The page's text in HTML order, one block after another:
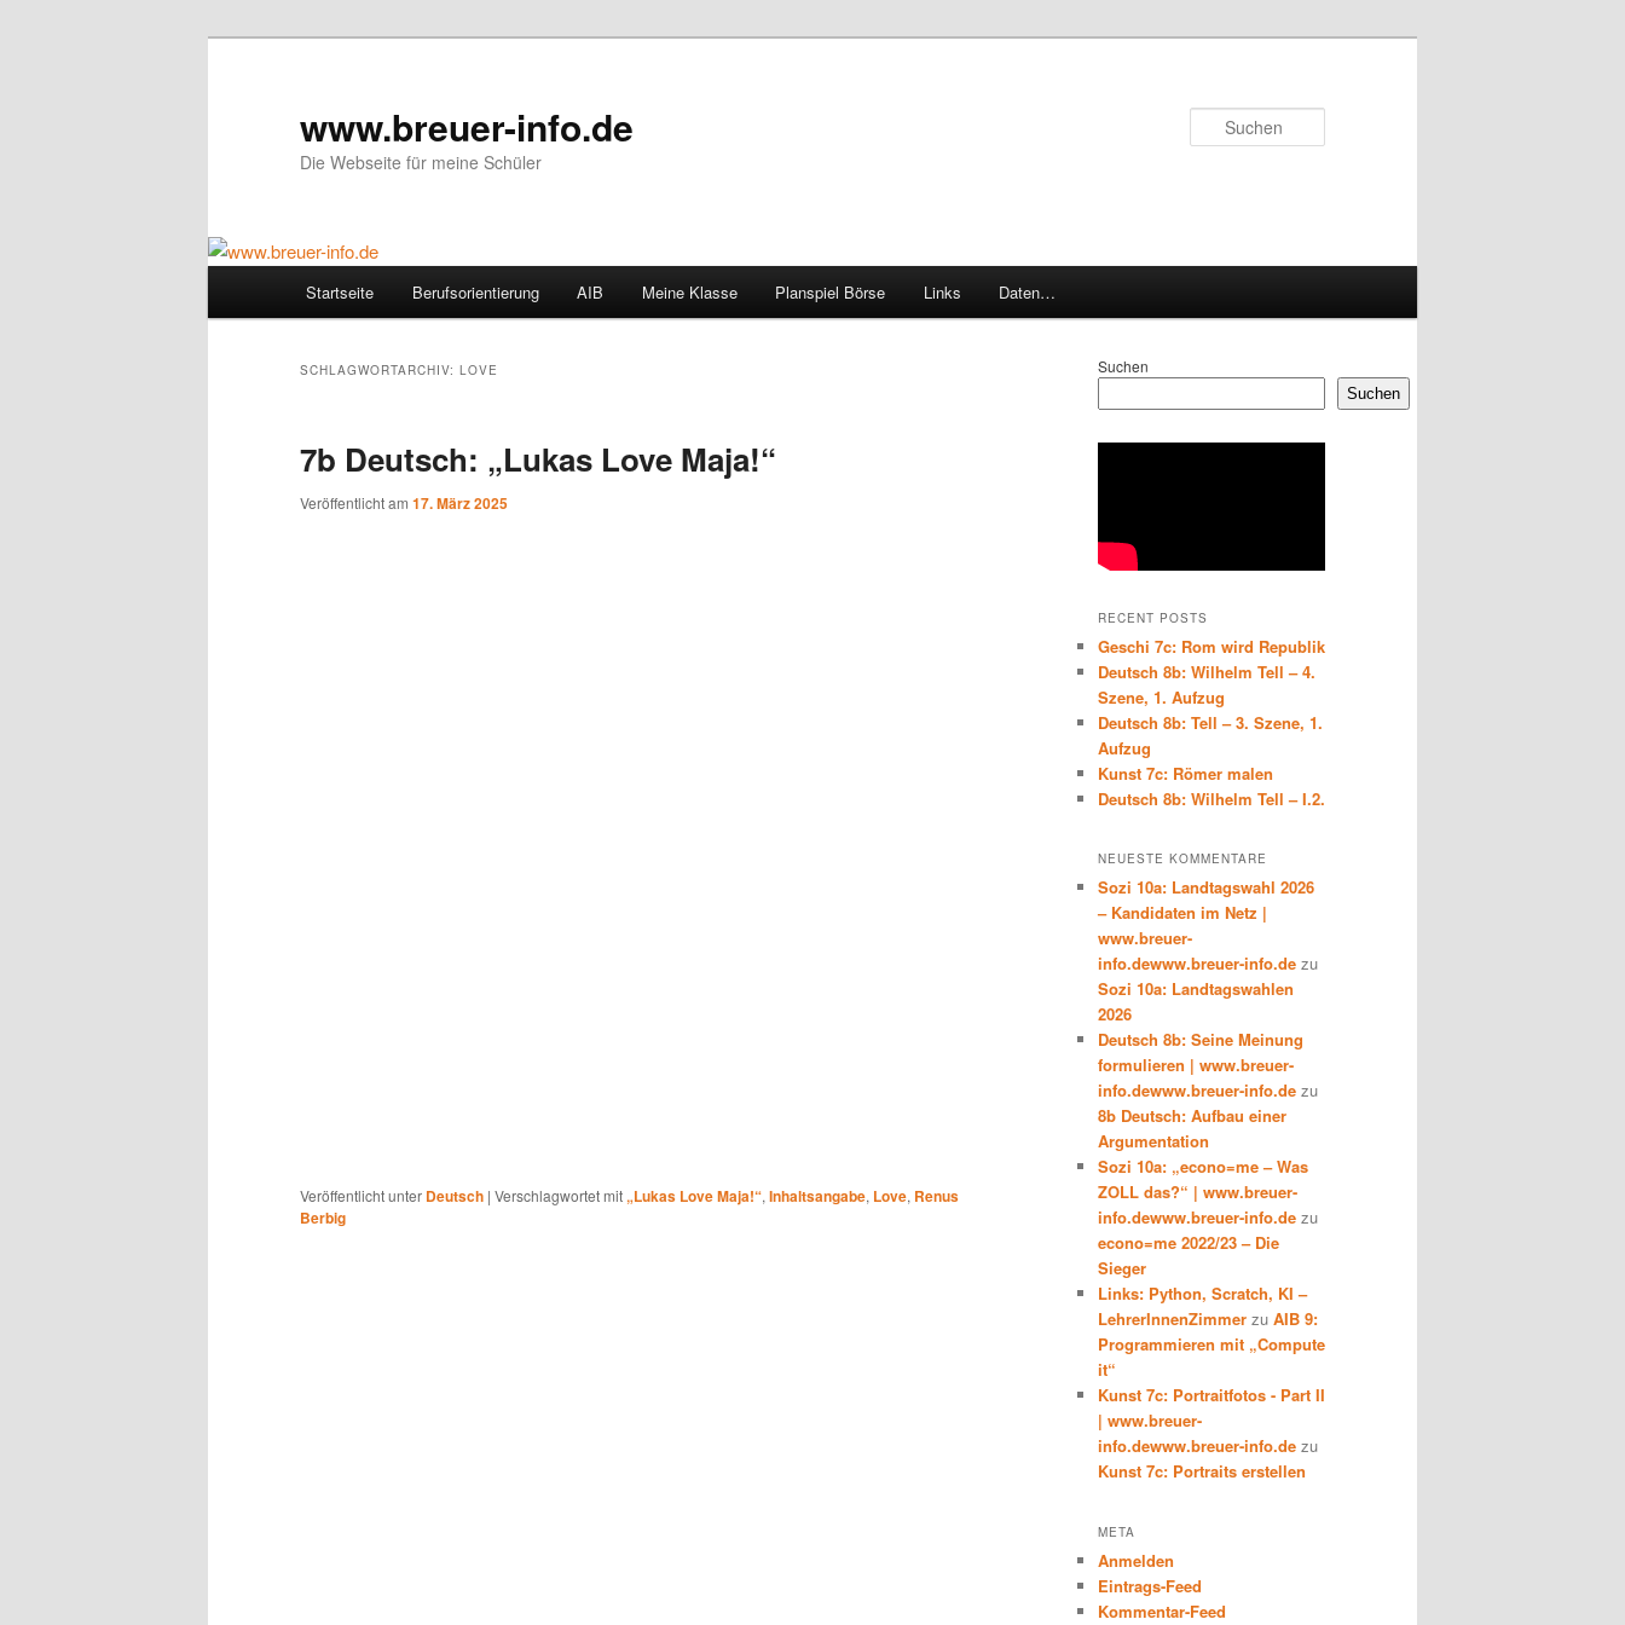
www.breuer-info.de
Die Webseite für meine Schüler
Startseite Berufsorientierung AIB Meine Klasse Planspiel Börse Links Daten…
SCHLAGWORTARCHIV: LOVE
7b Deutsch: „Lukas Love Maja!“
Veröffentlicht am 17. März 2025
Veröffentlicht unter Deutsch | Verschlagwortet mit„Lukas Love Maja!“, Inhaltsangabe, Love, Renus
Berbig
Suchen
Suchen
RECENT POSTS
Geschi 7c: Rom wird Republik
Deutsch 8b: Wilhelm Tell – 4.
Szene, 1. Aufzug
Deutsch 8b: Tell – 3. Szene, 1.
Aufzug
Kunst 7c: Römer malen
Deutsch 8b: Wilhelm Tell – I.2.
NEUESTE KOMMENTARE
Sozi 10a: Landtagswahl 2026
– Kandidaten im Netz |
www.breuer-
info.dewww.breuer-info.de zu
Sozi 10a: Landtagswahlen
2026
Deutsch 8b: Seine Meinung
formulieren | www.breuer-
info.dewww.breuer-info.de zu
8b Deutsch: Aufbau einer
Argumentation
Sozi 10a: „econo=me – Was
ZOLL das?“ | www.breuer-
info.dewww.breuer-info.de zu
econo=me 2022/23 – Die
Sieger
Links: Python, Scratch, KI –
LehrerInnenZimmer zu AIB 9:
Programmieren mit „Compute
it“
Kunst 7c: Portraitfotos - Part II
| www.breuer-
info.dewww.breuer-info.de zu
Kunst 7c: Portraits erstellen
META
Anmelden
Eintrags-Feed
Kommentar-Feed